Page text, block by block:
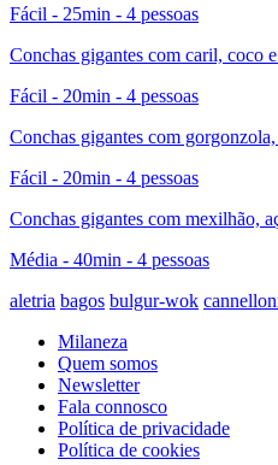
Fácil - 25min - 4 pessoas
Conchas gigantes com caril, coco
Fácil - 20min - 4 pessoas
Conchas gigantes com
Fácil - 20min - 4 pessoas
Conchas gigantes com mexilhão,
Média - 40min - 4 pessoas
aletria bagos bulgur-wok
Milaneza
Quem somos
Newsletter
Fala connosco
Política de privacidade
Política de cookies